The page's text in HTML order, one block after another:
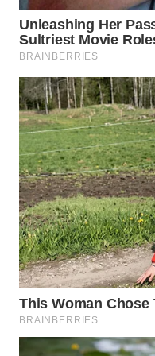
WN
SULSEL
WN
GORONTALO
WN
SULUT
WN
MALUKU
WN
MALUT
WN
DAIRI